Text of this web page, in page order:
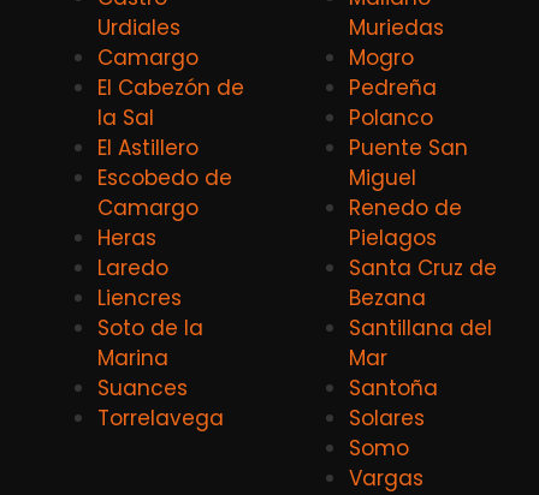
Urdiales
Camargo
El Cabezón de
la Sal
El Astillero
Escobedo de
Camargo
Heras
Laredo
Liencres
Soto de la
Marina
Suances
Torrelavega
Muriedas
Mogro
Pedreña
Polanco
Puente San
Miguel
Renedo de
Pielagos
Santa Cruz de
Bezana
Santillana del
Mar
Santoña
Solares
Somo
Vargas